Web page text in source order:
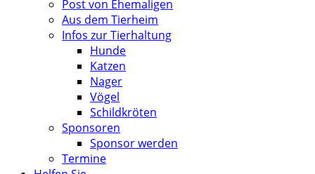
Post von Ehemaligen
Aus dem Tierheim
Infos zur Tierhaltung
Hunde
Katzen
Nager
Vögel
Schildkröten
Sponsoren
Sponsor werden
Termine